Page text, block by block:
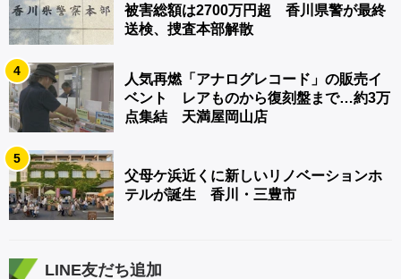
被害総額は2700万円超 香川県警が最終
送検、捜査本部解散
4
人気再燃「アナログレコード」の販売イ
ベント レアものから復刻盤まで…約3万
点集結 天満屋岡山店
5
父母ケ浜近くに新しいリノベーションホ
テルが誕生 香川・三豊市
LINE友だち追加